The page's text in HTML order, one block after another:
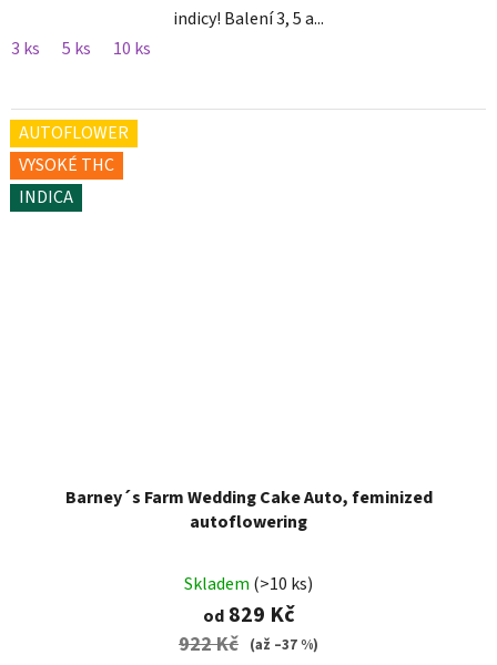
indicy! Balení 3, 5 a...
3 ks
5 ks 10 ks
AUTOFLOWER
VYSOKÉ THC
INDICA
Barney´s Farm Wedding Cake Auto, feminized
autoflowering
Skladem (>10 ks)
od829 Kč
922 Kč (až –37 %)